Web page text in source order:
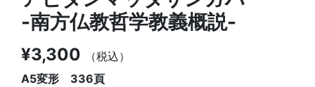
-南方仏教哲学教義概説-
¥3,300
（税込）
A5変形 336頁